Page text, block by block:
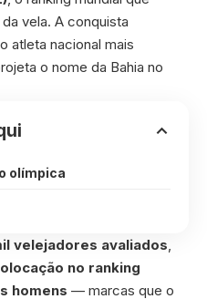
vela. A conquista
atleta nacional mais
o nome da Bahia no
olímpica
velejadores avaliados,
no ranking
homens — marcas que o